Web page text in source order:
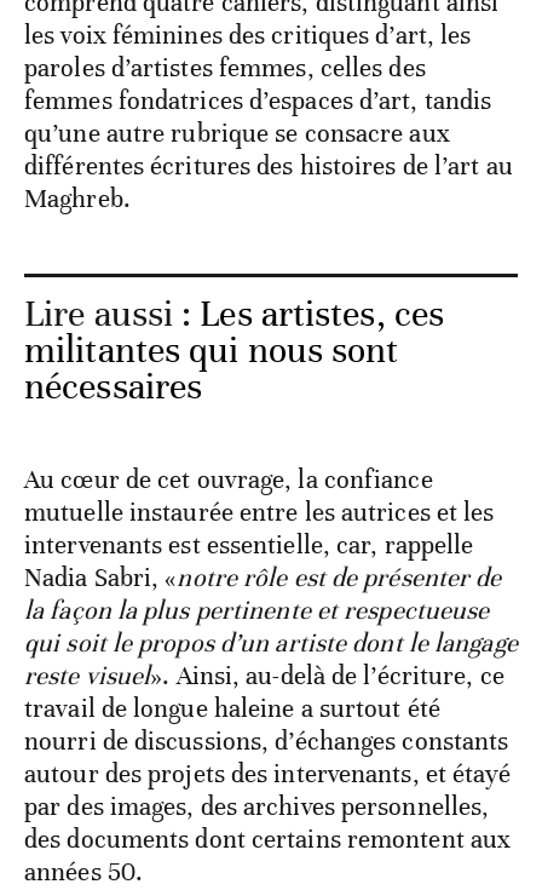
les voix féminines des critiques d’art, les
paroles d’artistes femmes, celles des
femmes fondatrices d’espaces d’art, tandis
qu’une autre rubrique se consacre aux
différentes écritures des histoires de l’art au
Maghreb.
Lire aussi : Les artistes, ces
militantes qui nous sont
nécessaires
Au cœur de cet ouvrage, la confiance
mutuelle instaurée entre les autrices et les
intervenants est essentielle, car, rappelle
Nadia Sabri, «notre rôle est de présenter de
la façon la plus pertinente et respectueuse
qui soit le propos d’un artiste dont le langage
reste visuel». Ainsi, au-delà de l’écriture, ce
travail de longue haleine a surtout été
nourri de discussions, d’échanges constants
autour des projets des intervenants, et étayé
par des images, des archives personnelles,
des documents dont certains remontent aux
années 50.